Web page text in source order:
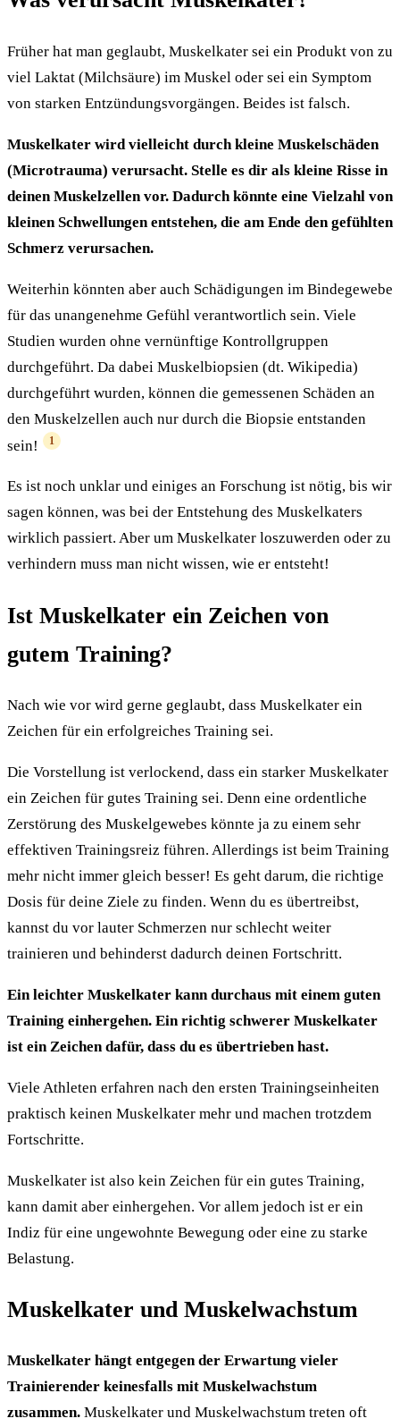
Früher hat man geglaubt, Muskelkater sei ein Produkt von zu
viel Laktat (Milchsäure) im Muskel oder sei ein Symptom
von starken Entzündungsvorgängen. Beides ist falsch.
Muskelkater wird vielleicht durch kleine Muskelschäden
(Microtrauma) verursacht. Stelle es dir als kleine Risse in
deinen Muskelzellen vor. Dadurch könnte eine Vielzahl von
kleinen Schwellungen entstehen, die am Ende den gefühlten
Schmerz verursachen.
Weiterhin könnten aber auch Schädigungen im Bindegewebe
für das unangenehme Gefühl verantwortlich sein. Viele
Studien wurden ohne vernünftige Kontrollgruppen
durchgeführt. Da dabei Muskelbiopsien (dt. Wikipedia)
durchgeführt wurden, können die gemessenen Schäden an
den Muskelzellen auch nur durch die Biopsie entstanden
sein!
1
Es ist noch unklar und einiges an Forschung ist nötig, bis wir
sagen können, was bei der Entstehung des Muskelkaters
wirklich passiert. Aber um Muskelkater loszuwerden oder zu
verhindern muss man nicht wissen, wie er entsteht!
Ist Muskelkater ein Zeichen von
gutem Training?
Nach wie vor wird gerne geglaubt, dass Muskelkater ein
Zeichen für ein erfolgreiches Training sei.
Die Vorstellung ist verlockend, dass ein starker Muskelkater
ein Zeichen für gutes Training sei. Denn eine ordentliche
Zerstörung des Muskelgewebes könnte ja zu einem sehr
effektiven Trainingsreiz führen. Allerdings ist beim Training
mehr nicht immer gleich besser! Es geht darum, die richtige
Dosis für deine Ziele zu finden. Wenn du es übertreibst,
kannst du vor lauter Schmerzen nur schlecht weiter
trainieren und behinderst dadurch deinen Fortschritt.
Ein leichter Muskelkater kann durchaus mit einem guten
Training einhergehen. Ein richtig schwerer Muskelkater
ist ein Zeichen dafür, dass du es übertrieben hast.
Viele Athleten erfahren nach den ersten Trainingseinheiten
praktisch keinen Muskelkater mehr und machen trotzdem
Fortschritte.
Muskelkater ist also kein Zeichen für ein gutes Training,
kann damit aber einhergehen. Vor allem jedoch ist er ein
Indiz für eine ungewohnte Bewegung oder eine zu starke
Belastung.
Muskelkater und Muskelwachstum
Muskelkater hängt entgegen der Erwartung vieler
Trainierender keinesfalls mit Muskelwachstum
zusammen. Muskelkater und Muskelwachstum treten oft